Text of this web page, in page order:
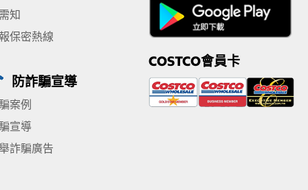
知
保密熱線
防詐騙宣導
案例
宣導
詐騙廣告
COSTCO會員卡